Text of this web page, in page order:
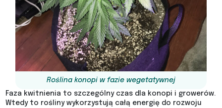
Roślina konopi w fazie wegetatywnej
Faza kwitnienia to szczególny czas dla konopi i growerów.
Wtedy to rośliny wykorzystują całą energię do rozwoju